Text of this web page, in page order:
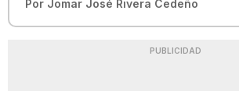
Por Jomar José Rivera Cedeño
PUBLICIDAD